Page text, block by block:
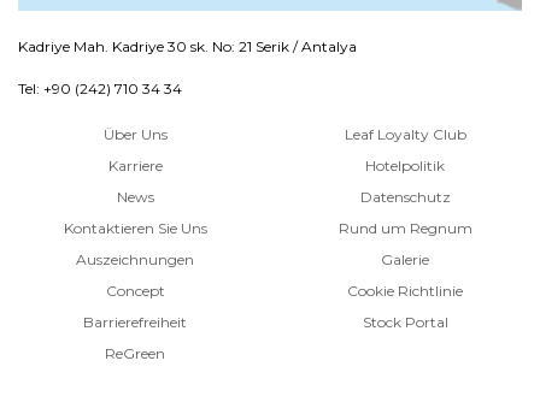
Kadriye Mah. Kadriye 30 sk. No: 21 Serik / Antalya
Tel: +90 (242) 710 34 34
Über Uns
Karriere
News
Kontaktieren Sie Uns
Auszeichnungen
Concept
Barrierefreiheit
ReGreen
Leaf Loyalty Club
Hotelpolitik
Datenschutz
Rund um Regnum
Galerie
Cookie Richtlinie
Stock Portal